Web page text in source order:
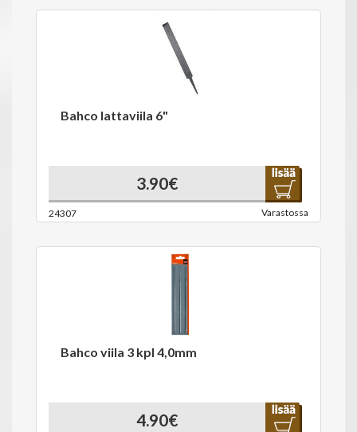
Bahco lattaviila 6"
3.90€
24307 Varastossa
Bahco viila 3 kpl 4,0mm
4.90€